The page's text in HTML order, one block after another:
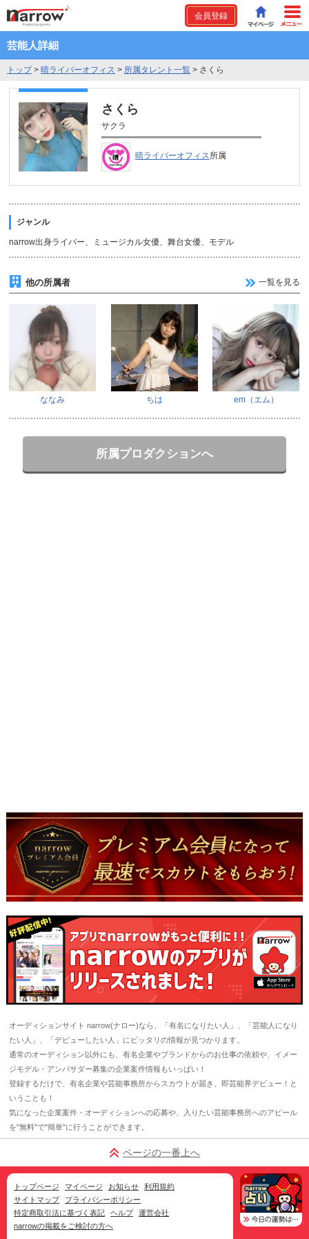
会員登録
芸能人詳細
トップ> 晴ライバーオフィス > 所属タレント一覧 > さくら
さくら
サクラ
晴ライバーオフィス所属
ジャンル
narrow出身ライバー、ミュージカル女優、舞台女優、モデル
他の所属者 一覧を見る
ななみ ちは em（エム）
所属プロダクションへ
オーディションサイト narrow(ナロー)なら、「有名になりたい人」、「芸能人になり
たい人」、「デビューしたい人」にピッタリの情報が見つかります。
通常のオーディション以外にも、有名企業やブランドからのお仕事の依頼や、イメー
ジモデル・アンバサダー募集の企業案件情報もいっぱい！
登録するだけで、有名企業や芸能事務所からスカウトが届き、即芸能界デビュー！と
いうことも！
気になった企業案件・オーディションへの応募や、入りたい芸能事務所へのアピール
を"無料"で"簡単"に行うことができます。
ページの一番上へ
トップページ マイページ お知らせ
利用規約
サイトマップ
プライバシーポリシー
特定商取引法に基づく表記
ヘルプ
運営会社
narrowの掲載をご検討の方へ